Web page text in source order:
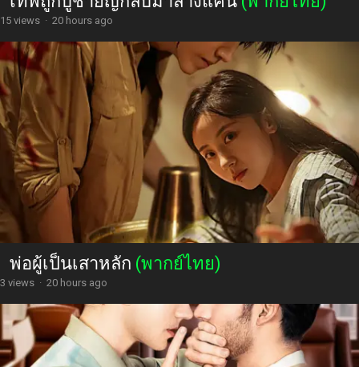
15 views · 20 hours ago
พ่อผู้เป็นเสาหลัก (พากย์ไทย)
3 views · 20 hours ago